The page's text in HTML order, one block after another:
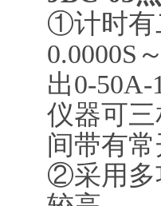
①计时有
0.0000S
出0-50A-
仪器可
间带有
②采用多